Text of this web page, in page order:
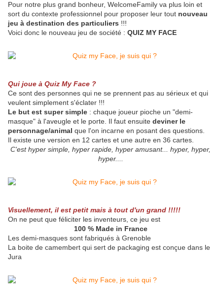
Pour notre plus grand bonheur, WelcomeFamily va plus loin et
sort du contexte professionnel pour proposer leur tout nouveau
jeu à destination des particuliers !!!
Voici donc le nouveau jeu de société : QUIZ MY FACE
Qui joue à Quiz My Face ?
Ce sont des personnes qui ne se prennent pas au sérieux et qui
veulent simplement s'éclater !!!
Le but est super simple : chaque joueur pioche un "demi-
masque" à l'aveugle et le porte. Il faut ensuite deviner le
personnage/animal que l'on incarne en posant des questions.
Il existe une version en 12 cartes et une autre en 36 cartes.
C'est hyper simple, hyper rapide, hyper amusant... hyper, hyper,
hyper....
Visuellement, il est petit mais à tout d'un grand !!!!!
On ne peut que féliciter les inventeurs, ce jeu est
100 % Made in France
Les demi-masques sont fabriqués à Grenoble
La boite de camembert qui sert de packaging est conçue dans le
Jura